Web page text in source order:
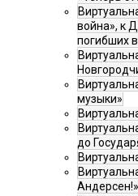
война», к
погибших
музыки»
до
Андерсен!»